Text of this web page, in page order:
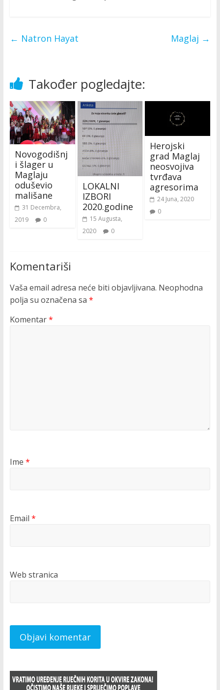
← Natron Hayat Maglaj →
Također pogledajte:
Novogodišnj
i šlager u
Maglaju
oduševio
mališane
31 Decembra,
2019
0
LOKALNI
IZBORI
2020.godine
15 Augusta,
2020
0
Herojski
grad Maglaj
neosvojiva
tvrđava
agresorima
24 Juna, 2020
0
Komentariši
Vaša email adresa neće biti objavljivana. Neophodna
polja su označena sa *
Komentar*
Ime *
Email *
Web stranica